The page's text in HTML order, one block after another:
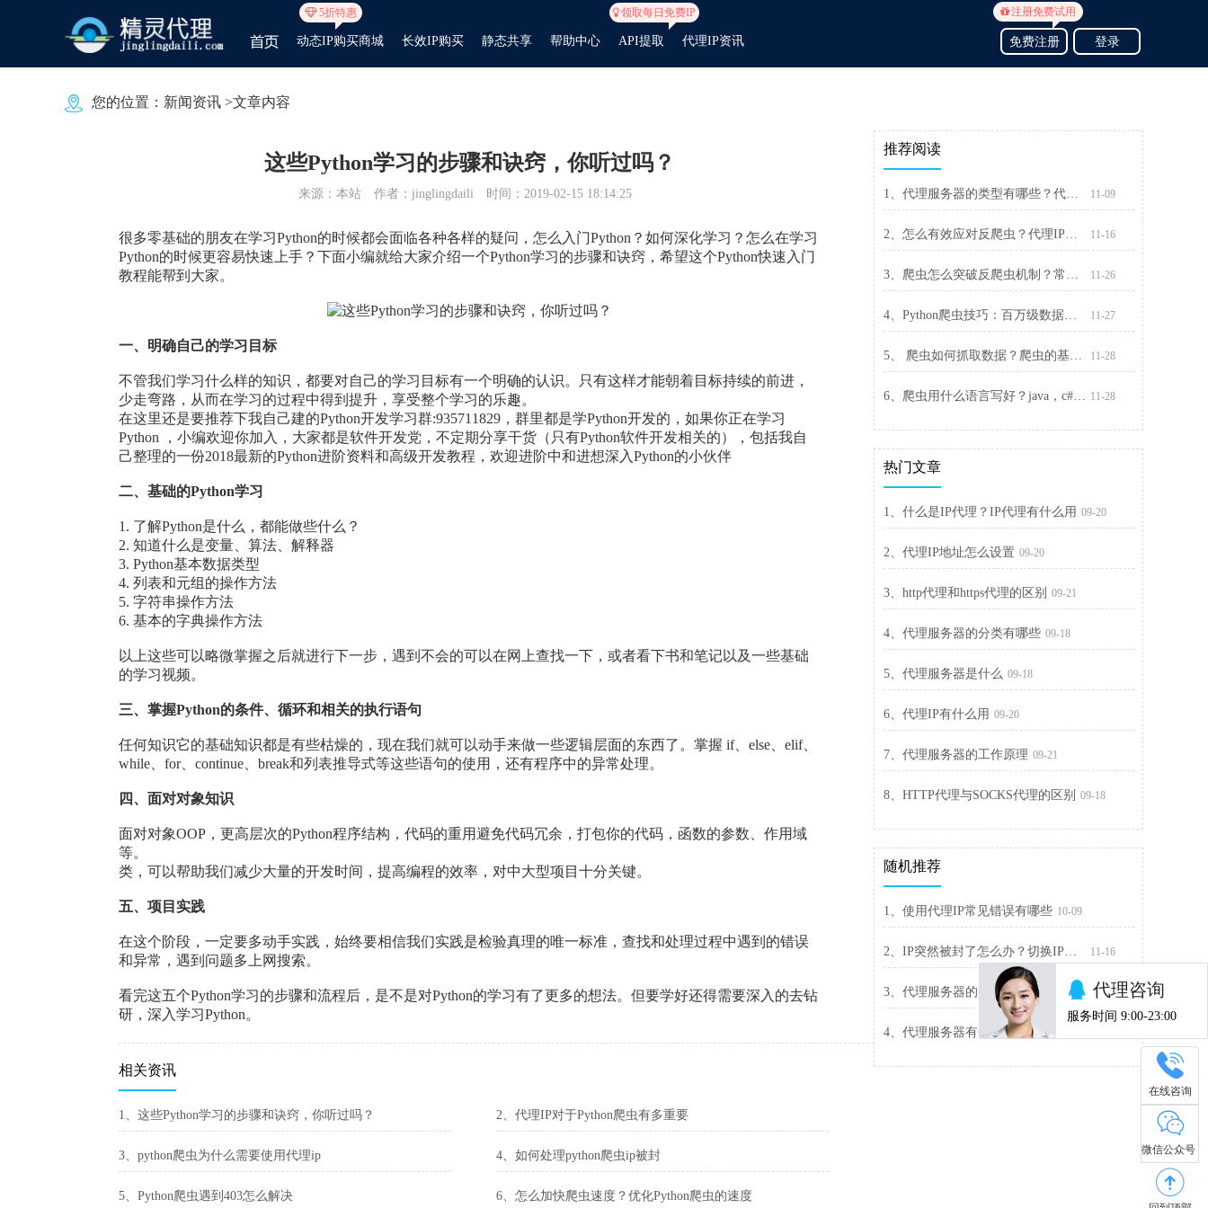
5折特惠
动态IP购买商城 长效IP购买 静态共享 帮助中心 API提取
领取每日免费IP
代理IP资讯 免费注册
注册免费试用
登录
您的位置： 新闻资讯 >文章内容
这些Python学习的步骤和诀窍，你听过吗？
来源：本站 作者：jinglingdaili 时间：2019-02-15 18:14:25
很多零基础的朋友在学习Python的时候都会面临各种各样的疑问，怎么入门Python？如何深化学习？怎么在学习
Python的时候更容易快速上手？下面小编就给大家介绍一个Python学习的步骤和诀窍，希望这个Python快速入门
教程能帮到大家。
一、明确自己的学习目标
不管我们学习什么样的知识，都要对自己的学习目标有一个明确的认识。只有这样才能朝着目标持续的前进，
少走弯路，从而在学习的过程中得到提升，享受整个学习的乐趣。
在这里还是要推荐下我自己建的Python开发学习群:935711829，群里都是学Python开发的，如果你正在学习
Python ，小编欢迎你加入，大家都是软件开发党，不定期分享干货（只有Python软件开发相关的），包括我自
己整理的一份2018最新的Python进阶资料和高级开发教程，欢迎进阶中和进想深入Python的小伙伴
二、基础的Python学习
1. 了解Python是什么，都能做些什么？
2. 知道什么是变量、算法、解释器
3. Python基本数据类型
4. 列表和元组的操作方法
5. 字符串操作方法
6. 基本的字典操作方法
以上这些可以略微掌握之后就进行下一步，遇到不会的可以在网上查找一下，或者看下书和笔记以及一些基础
的学习视频。
三、掌握Python的条件、循环和相关的执行语句
任何知识它的基础知识都是有些枯燥的，现在我们就可以动手来做一些逻辑层面的东西了。掌握 if、else、elif、
while、for、continue、break和列表推导式等这些语句的使用，还有程序中的异常处理。
四、面对对象知识
面对对象OOP，更高层次的Python程序结构，代码的重用避免代码冗余，打包你的代码，函数的参数、作用域
等。
类，可以帮助我们减少大量的开发时间，提高编程的效率，对中大型项目十分关键。
五、项目实践
在这个阶段，一定要多动手实践，始终要相信我们实践是检验真理的唯一标准，查找和处理过程中遇到的错误
和异常，遇到问题多上网搜索。
看完这五个Python学习的步骤和流程后，是不是对Python的学习有了更多的想法。但要学好还得需要深入的去钻
研，深入学习Python。
相关资讯
1、这些Python学习的步骤和诀窍，你听过吗？ 2、代理IP对于Python爬虫有多重要
3、python爬虫为什么需要使用代理ip 4、如何处理python爬虫ip被封
5、Python爬虫遇到403怎么解决 6、怎么加快爬虫速度？优化Python爬虫的速度
推荐阅读
1、代理服务器的类型有哪些？代理服务器类型汇总 11-09
2、怎么有效应对反爬虫？代理IP是个好帮手 11-16
3、爬虫怎么突破反爬虫机制？常见六种破解方法 11-26
4、Python爬虫技巧：百万级数据怎么爬取 11-27
5、 爬虫如何抓取数据？爬虫的基本流程介绍 11-28
6、爬虫用什么语言写好？java，c#，C++，还是python？ 11-28
热门文章
1、什么是IP代理？IP代理有什么用 09-20
2、代理IP地址怎么设置 09-20
3、http代理和https代理的区别 09-21
4、代理服务器的分类有哪些 09-18
5、代理服务器是什么 09-18
6、代理IP有什么用 09-20
7、代理服务器的工作原理 09-21
8、HTTP代理与SOCKS代理的区别 09-18
随机推荐
1、使用代理IP常见错误有哪些 10-09
2、IP突然被封了怎么办？切换IP解封最快 11-16
3、代理服务器的类型有哪些？代理服务器类型汇总 11-09
在线咨询
微信公众号